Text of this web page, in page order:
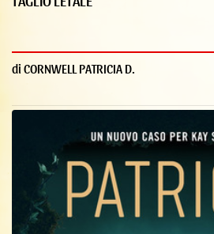
di CORNWELL PATRICIA D.